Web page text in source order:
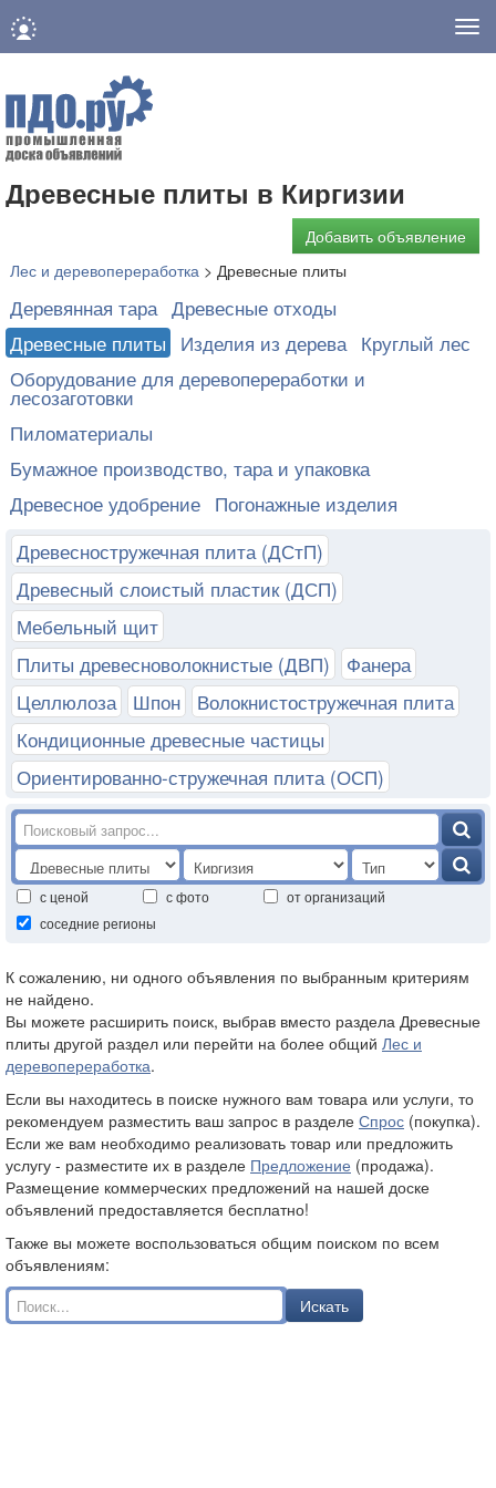
Древесные плиты в Киргизии
Добавить объявление
Лес и деревопереработка > Древесные плиты
Деревянная тара Древесные отходы
Древесные плиты Изделия из дерева Круглый лес
Оборудование для деревопереработки и
лесозаготовки
Пиломатериалы
Бумажное производство, тара и упаковка
Древесное удобрение Погонажные изделия
Древесностружечная плита (ДСтП)
Древесный слоистый пластик (ДСП)
Мебельный щит
Плиты древесноволокнистые (ДВП)
Фанера
Целлюлоза
Шпон
Волокнистостружечная плита
Кондиционные древесные частицы
Ориентированно-стружечная плита (ОСП)
с ценой с фото
от организаций
соседние регионы
К сожалению, ни одного объявления по выбранным критериям
не найдено.
Вы можете расширить поиск, выбрав вместо раздела Древесные
плиты другой раздел или перейти на более общий Лес и
деревопереработка.
Если вы находитесь в поиске нужного вам товара или услуги, то
рекомендуем разместить ваш запрос в разделе Спрос (покупка).
Если же вам необходимо реализовать товар или предложить
услугу - разместите их в разделе Предложение (продажа).
Размещение коммерческих предложений на нашей доске
объявлений предоставляется бесплатно!
Также вы можете воспользоваться общим поиском по всем
объявлениям:
Искать